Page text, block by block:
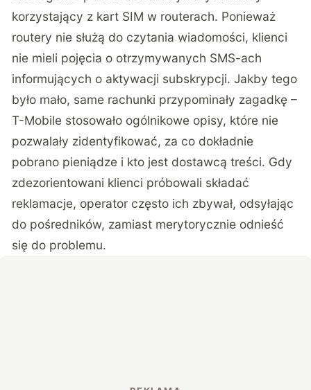
korzystający z kart SIM w routerach. Ponieważ
routery nie służą do czytania wiadomości, klienci
nie mieli pojęcia o otrzymywanych SMS-ach
informujących o aktywacji subskrypcji. Jakby tego
było mało, same rachunki przypominały zagadkę –
T-Mobile stosowało ogólnikowe opisy, które nie
pozwalały zidentyfikować, za co dokładnie
pobrano pieniądze i kto jest dostawcą treści. Gdy
zdezorientowani klienci próbowali składać
reklamacje, operator często ich zbywał, odsyłając
do pośredników, zamiast merytorycznie odnieść
się do problemu.